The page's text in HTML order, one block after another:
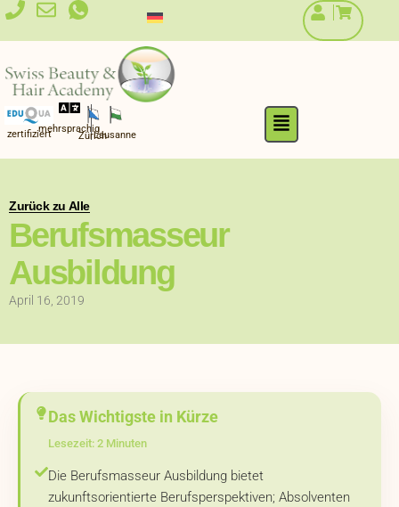
Zum
zertifiziertmehrsprachig
ZürichLausanne
Flyout
Menu
Zurück zu Alle
Berufsmasseur
Ausbildung
April 16, 2019
Das Wichtigste in Kürze
Lesezeit: 2 Minuten
Die Berufsmasseur Ausbildung bietet
zukunftsorientierte Berufsperspektiven; Absolventen